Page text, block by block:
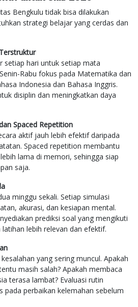
Bengkulu tidak bisa dilakukan
strategi belajar yang cerdas dan
setiap hari untuk setiap mata
Rabu fokus pada Matematika dan
Indonesia dan Bahasa Inggris.
disiplin dan meningkatkan daya
Spaced Repetition
aktif jauh lebih efektif daripada
Spaced repetition membantu
lama di memori, sehingga siap
saja.
minggu sekali. Setiap simulasi
akurasi, dan kesiapan mental.
prediksi soal yang mengikuti
lebih relevan dan efektif.
yang sering muncul. Apakah
masih salah? Apakah membaca
terasa lambat? Evaluasi rutin
pada perbaikan kelemahan sebelum